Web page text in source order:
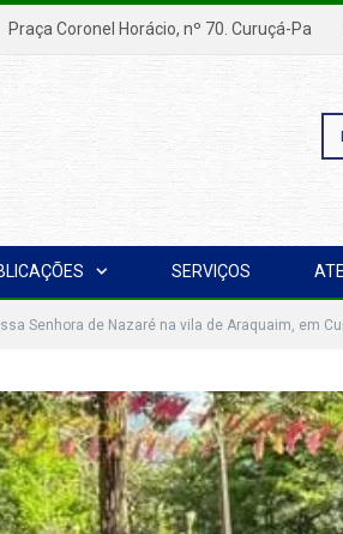
Praça Coronel Horácio, nº 70. Curuçá-Pa
SERVIÇOS
Senhora de Nazaré na vila de Araquaim, em